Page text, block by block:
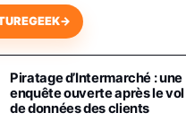
Android 5G avec
AI, 512 Go, Chargeur
Rapide 25W Inclus,
déverrouillé, Noir,
FR
1019€1399€Fnac (Vendeur Tiers)
→
Piratage d’Intermarché : une
enquête ouverte après le vol
de données des clients